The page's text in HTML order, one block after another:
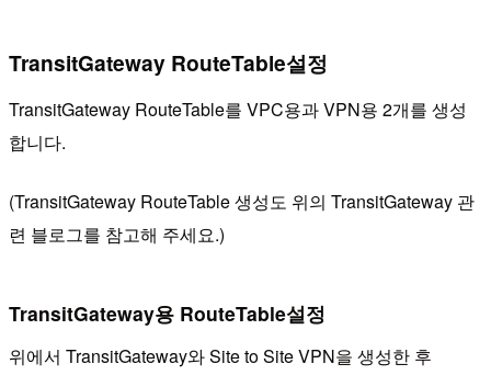
TransitGateway RouteTable설정
TransitGateway RouteTable를 VPC용과 VPN용 2개를 생성
합니다.
(TransitGateway RouteTable 생성도 위의 TransitGateway 관
련 블로그를 참고해 주세요.)
TransitGateway용 RouteTable설정
위에서 TransitGateway와 Site to Site VPN을 생성한 후